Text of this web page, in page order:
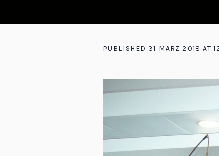
PUBLISHED 31 MÄRZ 2018 AT